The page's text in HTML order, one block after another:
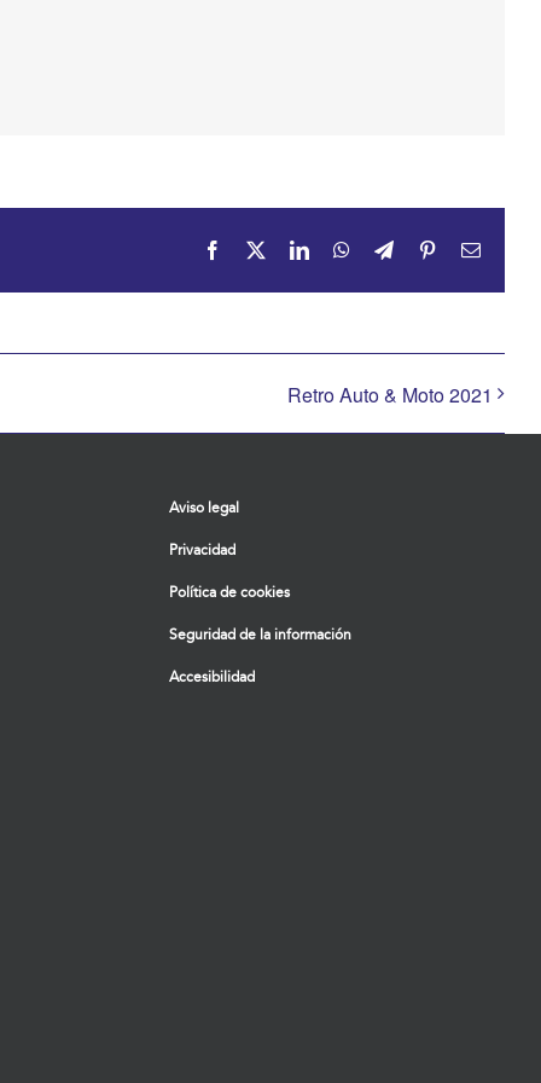
Facebook LinkedInWhatsApp
TelegramPinterestCorreo
Retro Auto & Moto 2021
Aviso legal
Privacidad
Política de cookies
Seguridad de la información
Accesibilidad